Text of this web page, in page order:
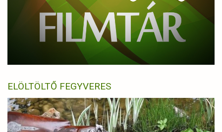
ELÖLTÖLTŐ FEGYVERES